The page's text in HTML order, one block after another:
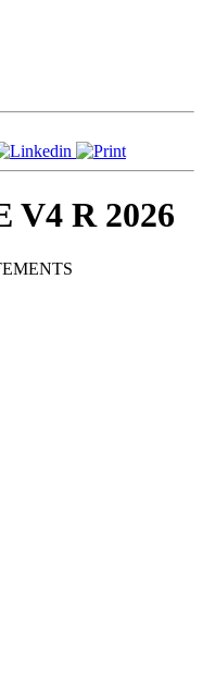
V4 R 2026